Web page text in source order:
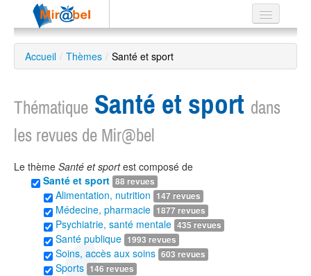
Le réseau
Soutien
Recherche
avancée
?
Accueil / Thèmes / Santé et sport
Thématique Santé et sport dans
les revues de Mir@bel
Le thème Santé et sportest composé de
Santé et sport 88 revues
Alimentation, nutrition 147 revues
Médecine, pharmacie 1877 revues
Psychiatrie, santé mentale 435 revues
Santé publique 1993 revues
Soins, accès aux soins 603 revues
Sports 146 revues